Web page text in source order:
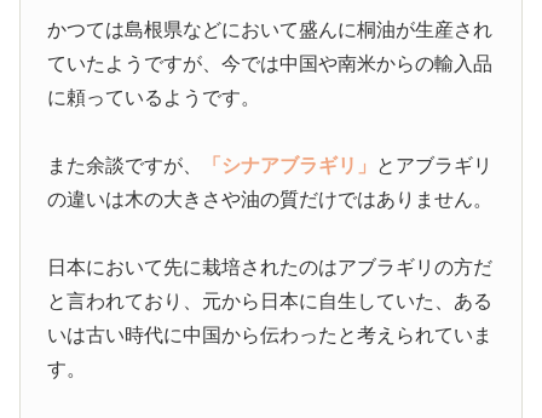
かつては島根県などにおいて盛んに桐油が生産され
ていたようですが、今では中国や南米からの輸入品
に頼っているようです。
また余談ですが、 「シナアブラギリ」 とアブラギリ
の違いは木の大きさや油の質だけではありません。
日本において先に栽培されたのはアブラギリの方だ
と言われており、元から日本に自生していた、ある
いは古い時代に中国から伝わったと考えられていま
す。